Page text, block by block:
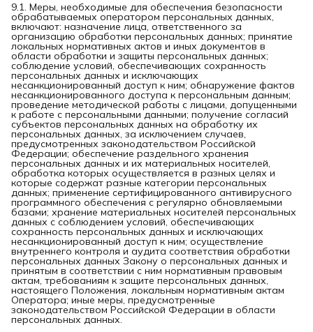
9.1. Меры, необходимые для обеспечения безопасности
обрабатываемых оператором персональных данных,
включают: назначение лица, ответственного за
организацию обработки персональных данных; принятие
локальных нормативных актов и иных документов в
области обработки и защиты персональных данных;
соблюдение условий, обеспечивающих сохранность
персональных данных и исключающих
несанкционированный доступ к ним; обнаружение фактов
несанкционированного доступа к персональным данным;
проведение методической работы с лицами, допущенными
к работе с персональными данными; получение согласий
субъектов персональных данных на обработку их
персональных данных, за исключением случаев,
предусмотренных законодательством Российской
Федерации; обеспечение раздельного хранения
персональных данных и их материальных носителей,
обработка которых осуществляется в разных целях и
которые содержат разные категории персональных
данных; применение сертифицированного антивирусного
программного обеспечения с регулярно обновляемыми
базами; хранение материальных носителей персональных
данных с соблюдением условий, обеспечивающих
сохранность персональных данных и исключающих
несанкционированный доступ к ним; осуществление
внутреннего контроля и аудита соответствия обработки
персональных данных Закону о персональных данных и
принятым в соответствии с ним нормативным правовым
актам, требованиям к защите персональных данных,
настоящего Положения, локальным нормативным актам
Оператора; иные меры, предусмотренные
законодательством Российской Федерации в области
персональных данных.